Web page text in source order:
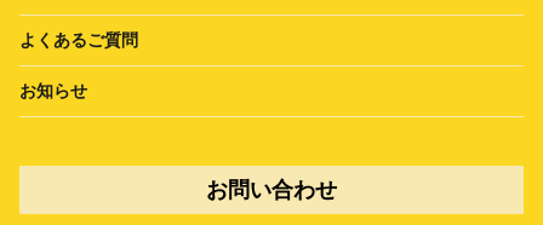
よくあるご質問
お知らせ
お問い合わせ